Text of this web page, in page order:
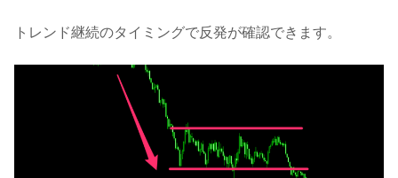
トレンド継続のタイミングで反発が確認できます。